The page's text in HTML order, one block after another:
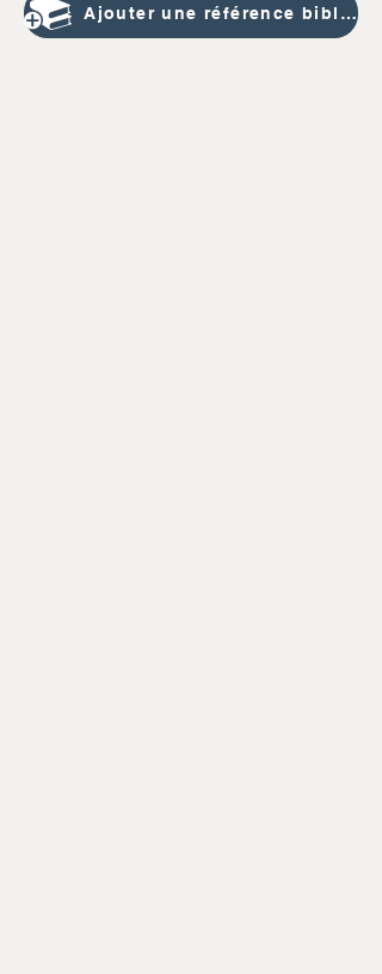
Ajouter une référence